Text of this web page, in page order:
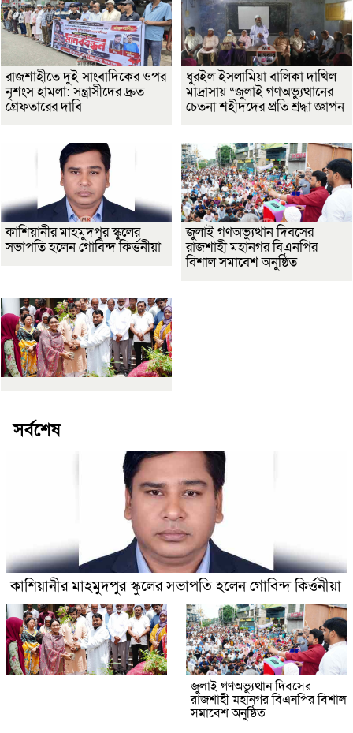
রাজশাহীতে দুই সাংবাদিকের ওপর
নৃশংস হামলা: সন্ত্রাসীদের দ্রুত
গ্রেফতারের দাবি
ধুরইল ইসলামিয়া বালিকা দাখিল
মাদ্রাসায় “জুলাই গণঅভ্যুত্থানের
চেতনা শহীদদের প্রতি শ্রদ্ধা জ্ঞাপন
কাশিয়ানীর মাহমুদপুর স্কুলের
সভাপতি হলেন গোবিন্দ কির্ত্তনীয়া
জুলাই গণঅভ্যুত্থান দিবসের
রাজশাহী মহানগর বিএনপির
বিশাল সমাবেশ অনুষ্ঠিত
সর্বশেষ
কাশিয়ানীর মাহমুদপুর স্কুলের সভাপতি হলেন গোবিন্দ কির্ত্তনীয়া
জুলাই গণঅভ্যুত্থান দিবসের
রাজশাহী মহানগর বিএনপির বিশাল
সমাবেশ অনুষ্ঠিত